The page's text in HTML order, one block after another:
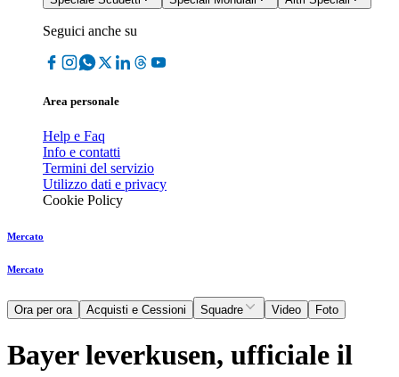
Seguici anche su
Area personale
Help e Faq
Info e contatti
Termini del servizio
Utilizzo dati e privacy
Cookie Policy
Mercato
Mercato
Ora per ora Acquisti e Cessioni Squadre Video Foto
Bayer leverkusen, ufficiale il